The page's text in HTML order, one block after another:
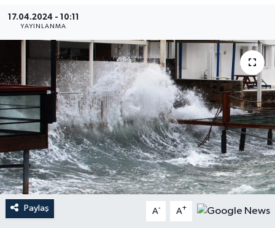
17.04.2024 - 10:11
YAYINLANMA
Paylaş A- A+
Programlar
SPOR
YAŞAM